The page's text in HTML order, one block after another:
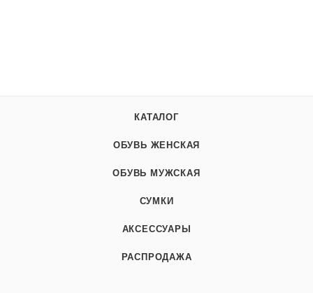
КАТАЛОГ
ОБУВЬ ЖЕНСКАЯ
ОБУВЬ МУЖСКАЯ
СУМКИ
АКСЕССУАРЫ
РАСПРОДАЖА